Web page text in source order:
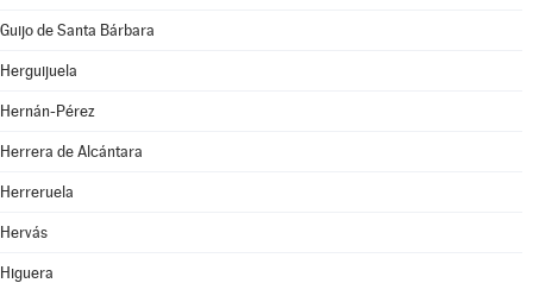
Guijo de Santa Bárbara
Herguijuela
Hernán-Pérez
Herrera de Alcántara
Herreruela
Hervás
Higuera